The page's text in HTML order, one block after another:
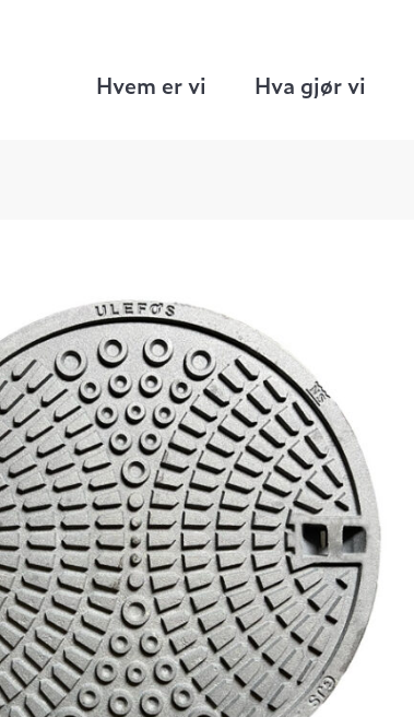
Hvem er vi Hva gjør vi
650 med ERGO låsarm UNVL